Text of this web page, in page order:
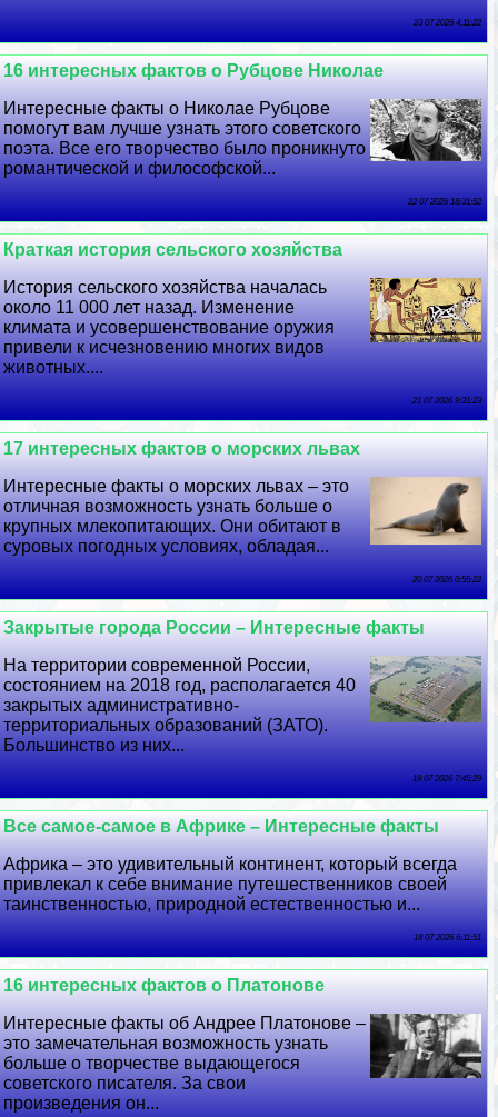
23 07 2026 4:11:22
16 интересных фактов о Рубцове Николае
Интересные факты о Николае Рубцове
помогут вам лучше узнать этого советского
поэта. Все его творчество было проникнуто
романтической и философской...
22 07 2026 18:31:52
Краткая история сельского хозяйства
История сельского хозяйства началась
около 11 000 лет назад. Изменение
климата и усовершенствование оружия
привели к исчезновению многих видов
животных....
21 07 2026 9:31:23
17 интересных фактов о морских львах
Интересные факты о морских львах – это
отличная возможность узнать больше о
крупных млекопитающих. Они обитают в
суровых погодных условиях, обладая...
20 07 2026 0:55:22
Закрытые города России – Интересные факты
На территории современной России,
состоянием на 2018 год, располагается 40
закрытых административно-
территориальных образований (ЗАТО).
Большинство из них...
19 07 2026 7:45:29
Все самое-самое в Африке – Интересные факты
Африка – это удивительный континент, который всегда
привлекал к себе внимание путешественников своей
таинственностью, природной естественностью и...
18 07 2026 6:11:51
16 интересных фактов о Платонове
Интересные факты об Андрее Платонове –
это замечательная возможность узнать
больше о творчестве выдающегося
советского писателя. За свои
произведения он...